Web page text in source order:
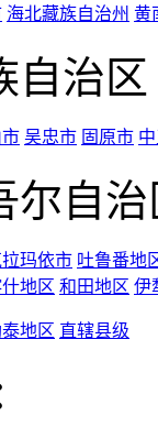
海北藏族自治州 黄
自治区
吴忠市 固原市
尔自治
拉玛依市 吐鲁番地
什地区 和田地区 伊
泰地区 直辖县级